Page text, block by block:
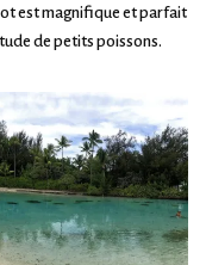
est magnifique et parfait
de petits poissons.